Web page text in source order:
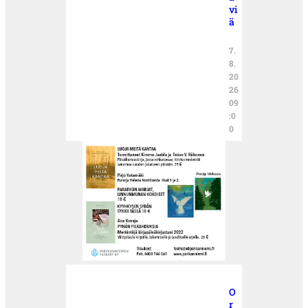
vi
ä
7.
8.
20
26
09
:0
0
O
r